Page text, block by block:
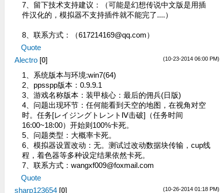
7、留下技术支持建议：（可能是幻想传说中文版是用插
件汉化的，模拟器不支持插件就不能完了....）
8、联系方式：（617214169@qq.com）
Quote
(10-23-2014 06:00 PM)
Alectro [0]
1、系统版本与环境:win7(64)
2、ppsspp版本：0.9.9.1
3、游戏名称版本：装甲核心：最后的佣兵(日版)
4、问题出现环节：任何能看到天空的地图，在视角对空
时。任务[レイジングトレントⅣ击破]（任务时间
16:00~18:00）开始则100%卡死。
5、问题类型：大概率卡死。
6、模拟器设置改动：无。测试过改动数据块传输，cup线
程，着色器等多种设定结果依然卡死。
7、联系方式： wangxf009@foxmail.com
Quote
(10-26-2014 01:18 PM)
sharp123654 [0]